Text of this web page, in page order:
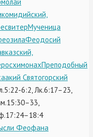
Мученица
Феодосий
Преподобный
Святогорский
6:2, Лк.6:17–23,
Феофана